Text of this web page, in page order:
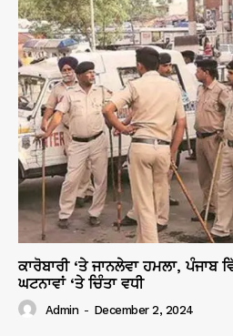
ਕਾਰੋਬਾਰੀ ‘ਤੇ ਜਾਨਲੇਵਾ ਹਮਲਾ, ਪੰਜਾਬ
ਘਟਨਾਵਾਂ ‘ਤੇ ਚਿੰਤਾ ਵਧੀ
Admin - December 2, 2024